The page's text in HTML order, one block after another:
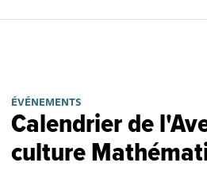
ÉVÉNEMENTS
Calendrier de
culture